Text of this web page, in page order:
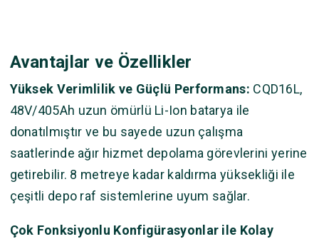
Avantajlar ve Özellikler
Yüksek Verimlilik ve Güçlü Performans: CQD16L,
48V/405Ah uzun ömürlü Li-Ion batarya ile
donatılmıştır ve bu sayede uzun çalışma
saatlerinde ağır hizmet depolama görevlerini yerine
getirebilir. 8 metreye kadar kaldırma yüksekliği ile
çeşitli depo raf sistemlerine uyum sağlar.
Çok Fonksiyonlu Konfigürasyonlar ile Kolay